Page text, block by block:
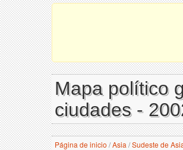
Mapa político
ciudades -
Página de inicio /Asia /Sudeste de